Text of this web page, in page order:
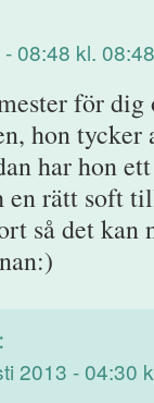
08:48 kl. 08:48
för dig
hon
har hon
en rätt soft
så det kan
2013 - 04:30